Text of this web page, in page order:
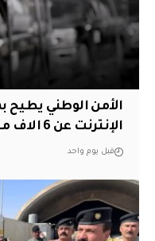
الأمن الوطني يطيح
الإنترنت عن 6 الاف مستخدم في نينوى
قبل يوم واحد